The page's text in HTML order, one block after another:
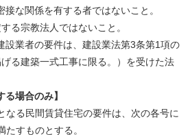
な関係を有する者ではないこと。
る宗教法人ではないこと。
設業者の要件は、建設業法第3条第1項の
る建築一式工事に限る。）を受けた法
る場合のみ】
なる民間賃貸住宅の要件は、次の各号に
すものとする。